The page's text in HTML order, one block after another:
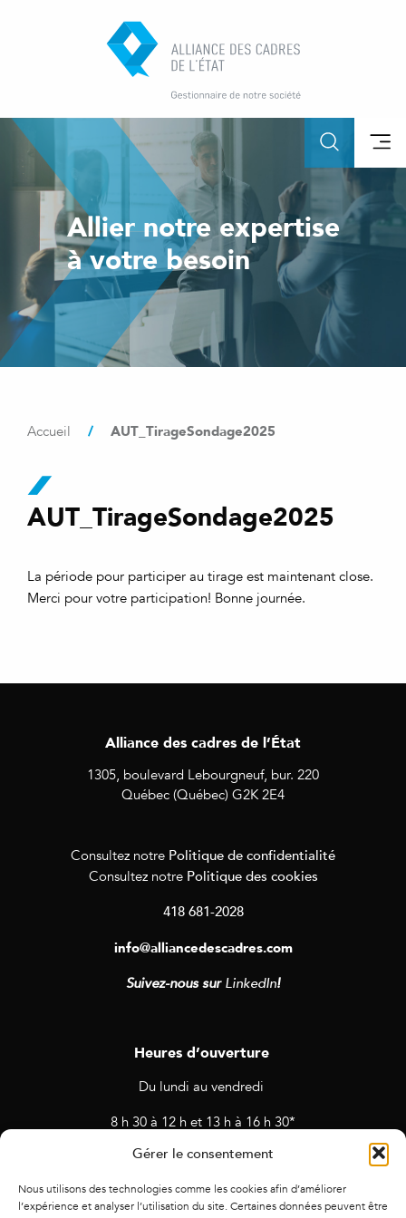
Gérer le consentement
Nous utilisons des technologies comme les cookies afin d’améliorer
l’expérience et analyser l’utilisation du site. Certaines données peuvent être
Allier notre expertise
à votre besoin
Accueil / AUT_TirageSondage2025
AUT_TirageSondage2025
La période pour participer au tirage est maintenant close.
Merci pour votre participation! Bonne journée.
Alliance des cadres de l’État
1305, boulevard Lebourgneuf, bur. 220
Québec (Québec) G2K 2E4
Consultez notre Politique de confidentialité
Consultez notre Politique des cookies
418 681-2028
info@alliancedescadres.com
Suivez-nous sur LinkedIn!
Heures d’ouverture
Du lundi au vendredi
8 h 30 à 12 h et 13 h à 16 h 30*
* Horaires sujets à changement en cas de rendez-vous et